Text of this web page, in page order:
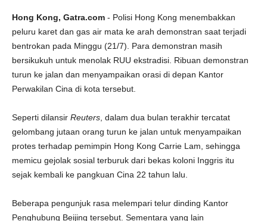
Hong Kong, Gatra.com - Polisi Hong Kong menembakkan
peluru karet dan gas air mata ke arah demonstran saat terjadi
bentrokan pada Minggu (21/7). Para demonstran masih
bersikukuh untuk menolak RUU ekstradisi. Ribuan demonstran
turun ke jalan dan menyampaikan orasi di depan Kantor
Perwakilan Cina di kota tersebut.
Seperti dilansir Reuters , dalam dua bulan terakhir tercatat
gelombang jutaan orang turun ke jalan untuk menyampaikan
protes terhadap pemimpin Hong Kong Carrie Lam, sehingga
memicu gejolak sosial terburuk dari bekas koloni Inggris itu
sejak kembali ke pangkuan Cina 22 tahun lalu.
Beberapa pengunjuk rasa melempari telur dinding Kantor
Penghubung Beijing tersebut. Sementara yang lain